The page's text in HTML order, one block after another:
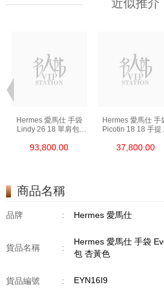
近似推介
Hermes 愛馬仕 手袋
Lindy 26 18 單肩包/
93,800.00
Hermes 愛馬仕 手
Picotin 18 18 手提
37,800.00
商品名稱
品牌 : Hermes 愛馬仕
貨品名稱 :
Hermes 愛馬仕 手袋
包 杏黃色
貨品編號 : EYN16I9